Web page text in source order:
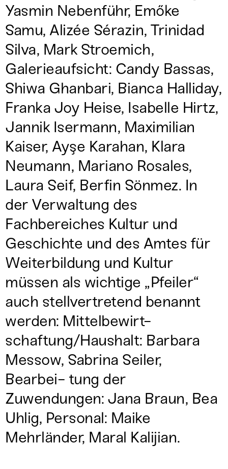
Yasmin Nebenführ, Emőke
Samu, Alizée Sérazin, Trinidad
Silva, Mark Stroemich,
Galerieaufsicht: Candy Bassas,
Shiwa Ghanbari, Bianca Halliday,
Franka Joy Heise, Isabelle Hirtz,
Jannik Isermann, Maximilian
Kaiser, Ayşe Karahan, Klara
Neumann, Mariano Rosales,
Laura Seif, Berfin Sönmez. In
der Verwaltung des
Fachbereiches Kultur und
Geschichte und des Amtes für
Weiterbildung und Kultur
müssen als wichtige „Pfeiler“
auch stellvertretend benannt
werden: Mittelbewirt-
schaftung/Haushalt: Barbara
Messow, Sabrina Seiler,
Bearbei- tung der
Zuwendungen: Jana Braun, Bea
Uhlig, Personal: Maike
Mehrländer, Maral Kalijian.